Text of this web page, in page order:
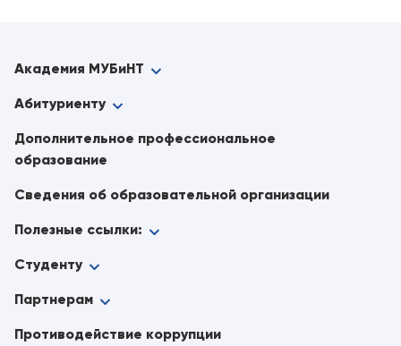
Академия МУБиНТ
Абитуриенту
Дополнительное профессиональное
образование
Сведения об образовательной организации
Полезные ссылки:
Студенту
Партнерам
Противодействие коррупции